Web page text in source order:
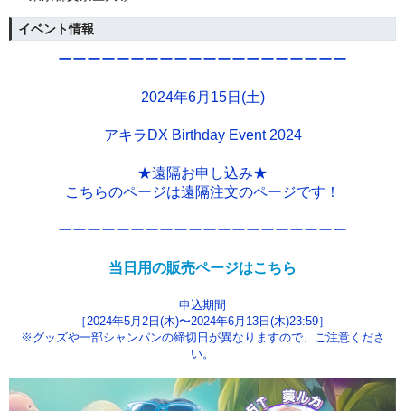
イベント情報
ーーーーーーーーーーーーーーーーーーーー
2024年6月15日(土)
アキラDX Birthday Event 2024
★遠隔お申し込み★
こちらのページは遠隔注文のページです！
ーーーーーーーーーーーーーーーーーーーー
当日用の販売ページはこちら
申込期間
［2024年5月2日(木)〜2024年6月13日(木)23:59］
※グッズや一部シャンパンの締切日が異なりますので、ご注意くださ
い。